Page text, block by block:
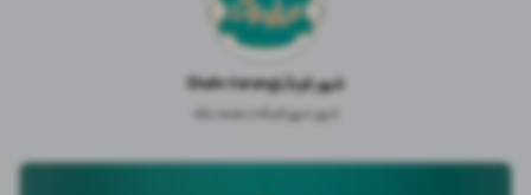
شهر فرنگ|Shahr farang
شهر شهر فرنگه از همه رنگه